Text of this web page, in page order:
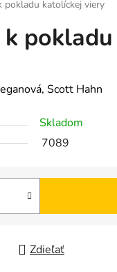
pokladu katolíckej viery
k
Scott Hahn
Skladom
7089
Zdieľať